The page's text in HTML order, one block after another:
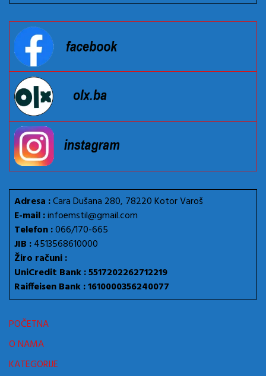
Adresa :Cara Dušana 280, 78220 Kotor Varoš
E-mail :infoemstil@gmail.com
Telefon :066/170-665
JIB :4513568610000
Žiro računi :
UniCredit Bank : 5517202262712219
Raiffeisen Bank : 1610000356240077
POČETNA
O NAMA
KATEGORIJE